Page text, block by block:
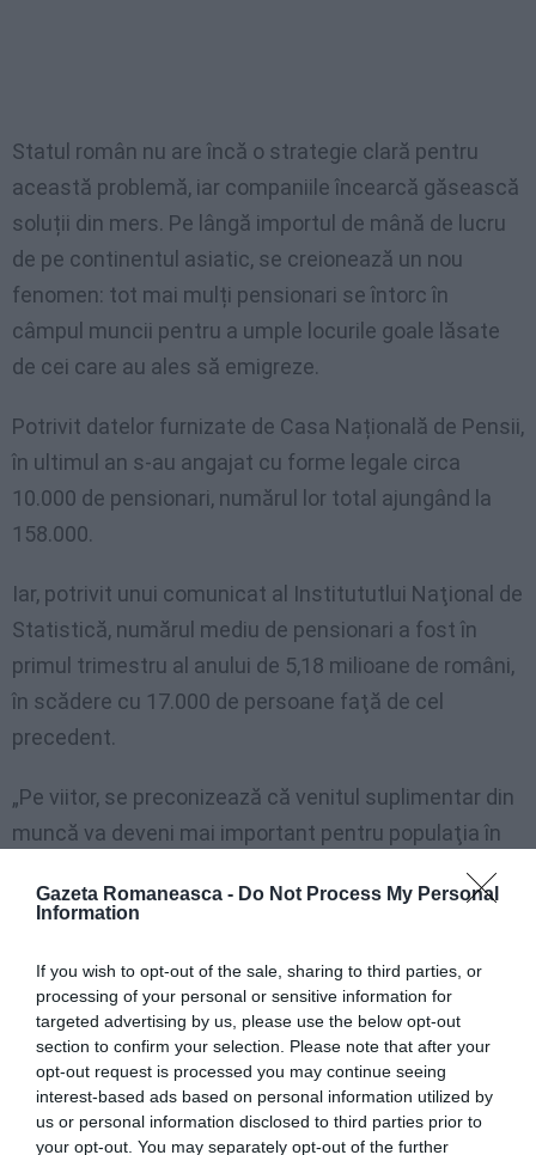
Gazeta Romaneasca - Do Not Process My Personal
Information
If you wish to opt-out of the sale, sharing to third parties, or
processing of your personal or sensitive information for
targeted advertising by us, please use the below opt-out
section to confirm your selection. Please note that after your
opt-out request is processed you may continue seeing
interest-based ads based on personal information utilized by
us or personal information disclosed to third parties prior to
your opt-out. You may separately opt-out of the further
Statul român nu are încă o strategie clară pentru
această problemă, iar companiile încearcă găsească
soluții din mers. Pe lângă importul de mână de lucru
de pe continentul asiatic, se creionează un nou
fenomen: tot mai mulți pensionari se întorc în
câmpul muncii pentru a umple locurile goale lăsate
de cei care au ales să emigreze.
Potrivit datelor furnizate de Casa Națională de Pensii,
în ultimul an s-au angajat cu forme legale circa
10.000 de pensionari, numărul lor total ajungând la
158.000.
Iar, potrivit unui comunicat al Institututlui Naţional de
Statistică, numărul mediu de pensionari a fost în
primul trimestru al anului de 5,18 milioane de români,
în scădere cu 17.000 de persoane faţă de cel
precedent.
„Pe viitor, se preconizează că venitul suplimentar din
muncă va deveni mai important pentru populaţia în
vârstă, deoarece se estimează că rolul sistemului de
pensii de a furniza venituri populaţiei vârstnice din
acoperirea populaţiei, cât şi nivelul pensiilor. Munca
la vârste înaintate trebuie deci să fie încurajată,
deoarece rezultatele pot fi pozitive, atât pentru cei în
cauză, respectiv pentru creşterea economică a
României. În timp ce necesitatea unei vieţi active